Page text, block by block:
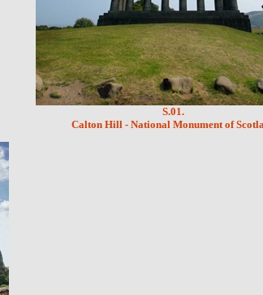
S.01.
Calton Hill - National Monument of